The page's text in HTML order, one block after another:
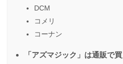
DCM
コメリ
コーナン
「アズマジック」は通販で